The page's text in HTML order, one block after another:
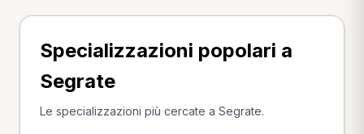
Specializzazioni popolari a
Segrate
Le specializzazioni più cercate a Segrate.